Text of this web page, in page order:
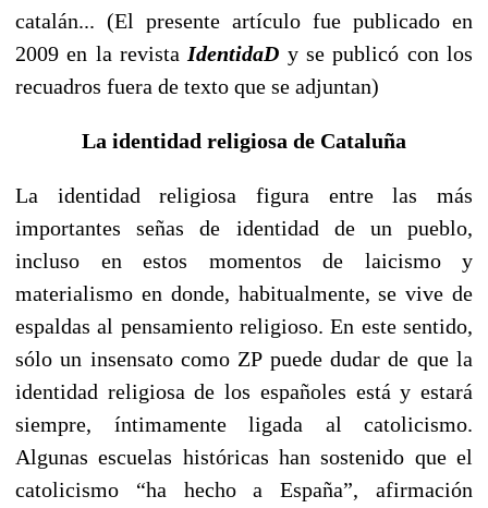
catalán... (El presente artículo fue publicado en
2009 en la revista IdentidaD y se publicó con los
recuadros fuera de texto que se adjuntan)
La identidad religiosa de Cataluña
La identidad religiosa figura entre las más
importantes señas de identidad de un pueblo,
incluso en estos momentos de laicismo y
materialismo en donde, habitualmente, se vive de
espaldas al pensamiento religioso. En este sentido,
sólo un insensato como ZP puede dudar de que la
identidad religiosa de los españoles está y estará
siempre, íntimamente ligada al catolicismo.
Algunas escuelas históricas han sostenido que el
catolicismo “ha hecho a España”, afirmación